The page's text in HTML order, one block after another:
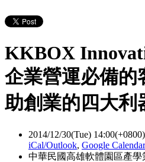
KKBOX
企業營運必備
助創業的四大利
2014/12/30(Tue) 14:00(+0800)
iCal/Outlook, Google
中華民國高雄軟體園區產